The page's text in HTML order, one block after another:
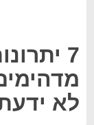
7
לא